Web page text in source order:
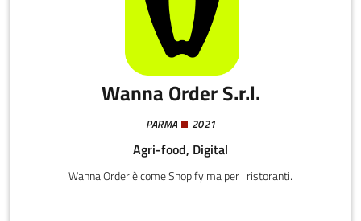
Wanna Order S.r.l.
PARMA 2021
Agri-food, Digital
Wanna Order è come Shopify ma per i ristoranti.